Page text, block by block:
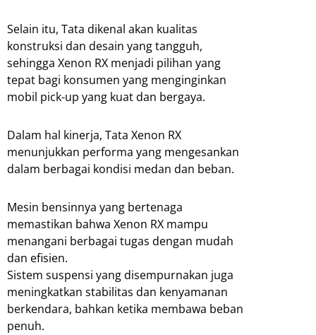
Selain itu, Tata dikenal akan kualitas
konstruksi dan desain yang tangguh,
sehingga Xenon RX menjadi pilihan yang
tepat bagi konsumen yang menginginkan
mobil pick-up yang kuat dan bergaya.
Dalam hal kinerja, Tata Xenon RX
menunjukkan performa yang mengesankan
dalam berbagai kondisi medan dan beban.
Mesin bensinnya yang bertenaga
memastikan bahwa Xenon RX mampu
menangani berbagai tugas dengan mudah
dan efisien.
Sistem suspensi yang disempurnakan juga
meningkatkan stabilitas dan kenyamanan
berkendara, bahkan ketika membawa beban
penuh.